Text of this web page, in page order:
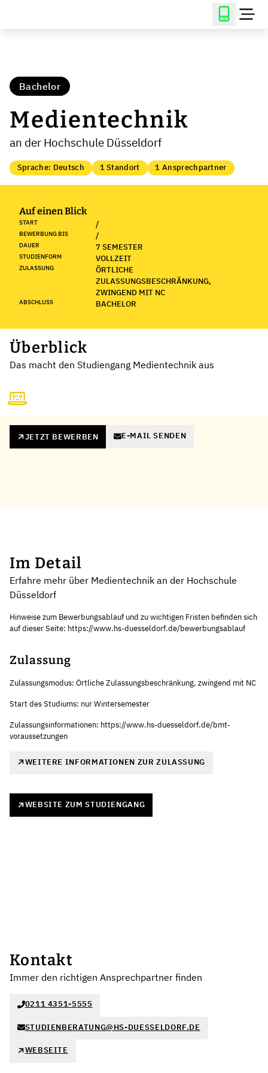
Bachelor
Medientechnik
an der Hochschule Düsseldorf
Sprache: Deutsch 1 Standort 1 Ansprechpartner
Auf einen Blick
START /
BEWERBUNG BIS /
DAUER 7 SEMESTER
STUDIENFORM VOLLZEIT
ZULASSUNG
ÖRTLICHE
ZULASSUNGSBESCHRÄNKUNG,
ZWINGEND MIT NC
ABSCHLUSS BACHELOR
Überblick
Das macht den Studiengang Medientechnik aus
JETZT BEWERBEN E-MAIL SENDEN
Im Detail
Erfahre mehr über Medientechnik an der Hochschule
Düsseldorf
Hinweise zum Bewerbungsablauf und zu wichtigen Fristen befinden sich
auf dieser Seite: https://www.hs-duesseldorf.de/bewerbungsablauf
Zulassung
Zulassungsmodus: Örtliche Zulassungsbeschränkung, zwingend mit NC
Start des Studiums: nur Wintersemester
Zulassungsinformationen: https://www.hs-duesseldorf.de/bmt-
voraussetzungen
WEITERE INFORMATIONEN ZUR ZULASSUNG
WEBSITE ZUM STUDIENGANG
Kontakt
Immer den richtigen Ansprechpartner finden
0211 4351-5555
STUDIENBERATUNG@HS-DUESSELDORF.DE
WEBSEITE